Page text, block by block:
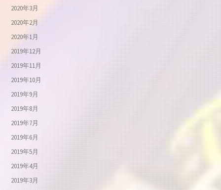
2020年3月
2020年2月
2020年1月
2019年12月
2019年11月
2019年10月
2019年9月
2019年8月
2019年7月
2019年6月
2019年5月
2019年4月
2019年3月